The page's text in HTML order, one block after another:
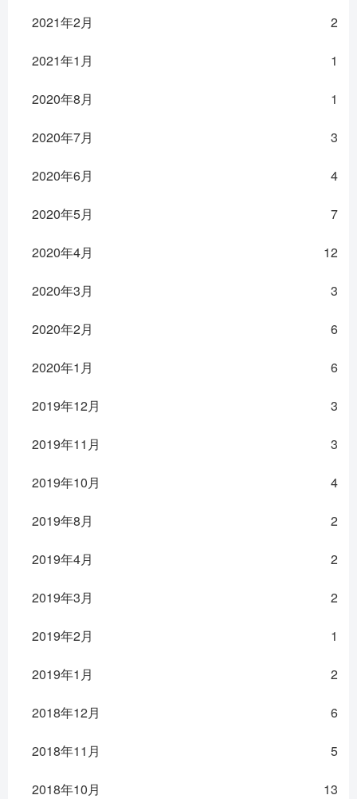
2021年2月 2
2021年1月 1
2020年8月 1
2020年7月 3
2020年6月 4
2020年5月 7
2020年4月 12
2020年3月 3
2020年2月 6
2020年1月 6
2019年12月 3
2019年11月 3
2019年10月 4
2019年8月 2
2019年4月 2
2019年3月 2
2019年2月 1
2019年1月 2
2018年12月 6
2018年11月 5
2018年10月 13